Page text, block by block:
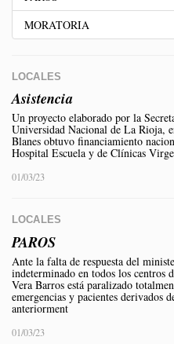
MORATORIA
LOCALES
Asistencia
Un proyecto elaborado por la
Universidad Nacional de La Rioja,
Blanes obtuvo financiamiento
Hospital Escuela y de Clínicas
01/03/23
LOCALES
PAROS
Ante la falta de respuesta del
indeterminado en todos los centros
Vera Barros está paralizado
emergencias y pacientes derivados
anteriorment
01/03/23